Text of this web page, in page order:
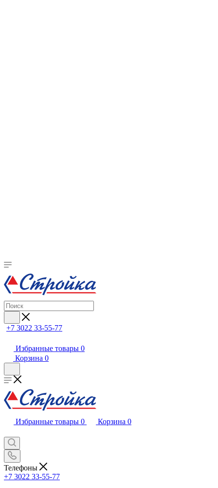
+7 3022 33-55-77
Избранные товары 0
Корзина 0
Избранные товары 0 Корзина 0
Телефоны
+7 3022 33-55-77